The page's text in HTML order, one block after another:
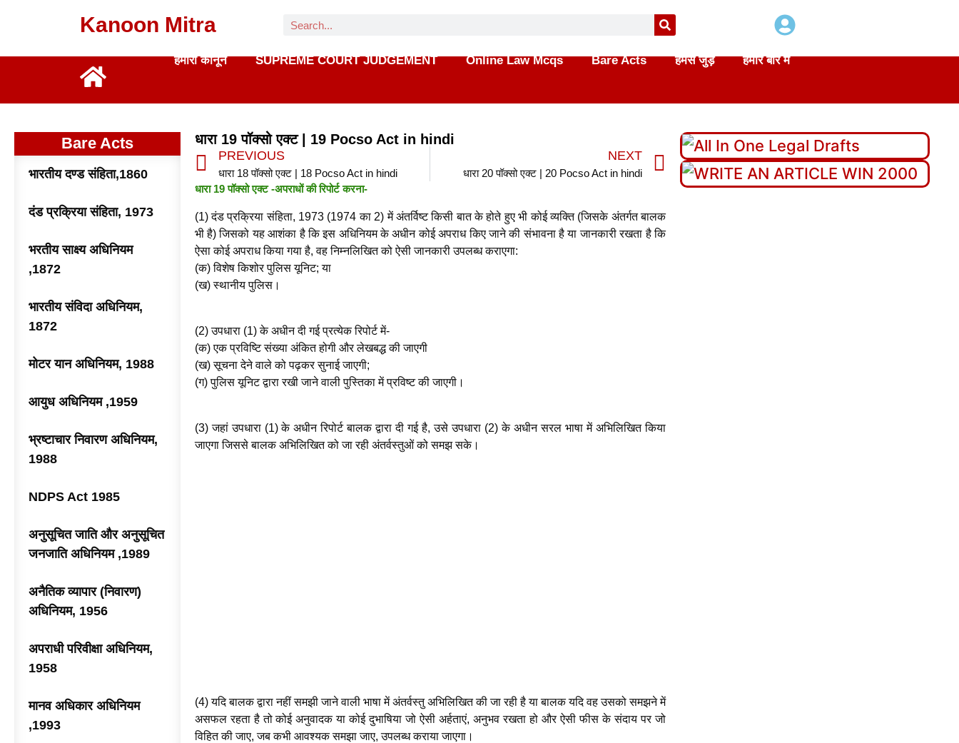
Kanoon Mitra
हमारा कानून SUPREME COURT JUDGEMENT Online Law Mcqs Bare Acts हमसे जुड़े हमारे बारे में
Bare Acts
भारतीय दण्ड संहिता,1860
दंड प्रक्रिया संहिता, 1973
भरतीय साक्ष्य अधिनियम
,1872
भारतीय संविदा अधिनियम,
1872
मोटर यान अधिनियम, 1988
आयुध अधिनियम ,1959
भ्रष्टाचार निवारण अधिनियम,
1988
NDPS Act 1985
अनुसूचित जाति और अनुसूचित
जनजाति अधिनियम ,1989
अनैतिक व्यापार (निवारण)
अधिनियम, 1956
अपराधी परिवीक्षा अधिनियम,
1958
मानव अधिकार अधिनियम
,1993
धारा 19 पॉक्सो एक्ट | 19 Pocso Act in hindi
PREVIOUS
धारा 18 पॉक्सो एक्ट | 18 Pocso Act in hindi
NEXT
धारा 20 पॉक्सो एक्ट | 20 Pocso Act in hindi
धारा 19 पॉक्सो एक्ट -अपराधों की रिपोर्ट करना-
(1) दंड प्रक्रिया संहिता, 1973 (1974 का 2) में अंतर्विष्ट किसी बात के होते हुए भी कोई व्यक्ति (जिसके अंतर्गत बालक
भी है) जिसको यह आशंका है कि इस अधिनियम के अधीन कोई अपराध किए जाने की संभावना है या जानकारी रखता है कि
ऐसा कोई अपराध किया गया है, वह निम्नलिखित को ऐसी जानकारी उपलब्ध कराएगा:
(क) विशेष किशोर पुलिस यूनिट; या
(ख) स्थानीय पुलिस।
(2) उपधारा (1) के अधीन दी गई प्रत्येक रिपोर्ट में-
(क) एक प्रविष्टि संख्या अंकित होगी और लेखबद्ध की जाएगी
(ख) सूचना देने वाले को पढ़कर सुनाई जाएगी;
(ग) पुलिस यूनिट द्वारा रखी जाने वाली पुस्तिका में प्रविष्ट की जाएगी।
(3) जहां उपधारा (1) के अधीन रिपोर्ट बालक द्वारा दी गई है, उसे उपधारा (2) के अधीन सरल भाषा में अभिलिखित किया
जाएगा जिससे बालक अभिलिखित को जा रही अंतर्वस्तुओं को समझ सके।
(4) यदि बालक द्वारा नहीं समझी जाने वाली भाषा में अंतर्वस्तु अभिलिखित की जा रही है या बालक यदि वह उसको समझने में
असफल रहता है तो कोई अनुवादक या कोई दुभाषिया जो ऐसी अर्हताएं, अनुभव रखता हो और ऐसी फीस के संदाय पर जो
विहित की जाए, जब कभी आवश्यक समझा जाए, उपलब्ध कराया जाएगा।